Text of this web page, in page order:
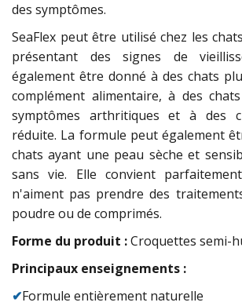
des symptômes.
SeaFlex peut être utilisé chez les
présentant des signes de
également être donné à des chats
complément alimentaire, à des
symptômes arthritiques et à des
réduite. La formule peut également
chats ayant une peau sèche et
sans vie. Elle convient
n'aiment pas prendre des
poudre ou de comprimés.
Forme du produit :Croquettes semi-
Principaux enseignements :
✔Formule entièrement naturelle